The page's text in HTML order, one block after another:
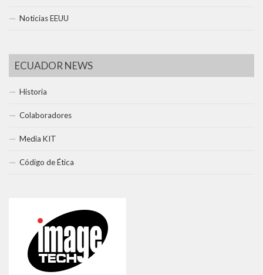
Noticias EEUU
ECUADOR NEWS
Historia
Colaboradores
Media KIT
Código de Ética